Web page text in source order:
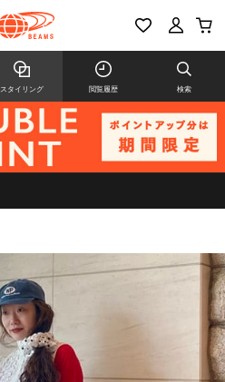
スタイリング 閲覧履歴 検索